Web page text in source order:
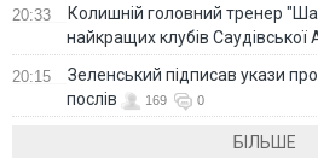
20:33
Колишній головний тренер
найкращих клубів Саудівської
20:15
Зеленський підписав укази
послів
169 0
БІЛЬШЕ